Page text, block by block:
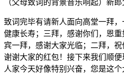
（父母致词的背景音乐响起）新
致词完毕有请新人面向高堂一拜
健康长寿；三拜，感谢你们，恩
宾一拜，感谢大家光临；二拜，
谢谢大家的红包！接下来我们顺
人家今天好像特别兴奋，您是这